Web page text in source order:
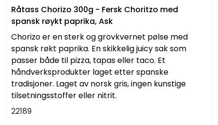
Råtass Chorizo 300g - Fersk Choritzo med
spansk røykt paprika, Ask
Chorizo er en sterk og grovkvernet pølse med
spansk røkt paprika. En skikkelig juicy sak som
passer både til pizza, tapas eller taco. Et
håndverksprodukter laget etter spanske
tradisjoner. Laget av norsk gris, ingen kunstige
tilsetningsstoffer eller nitrit.
22189